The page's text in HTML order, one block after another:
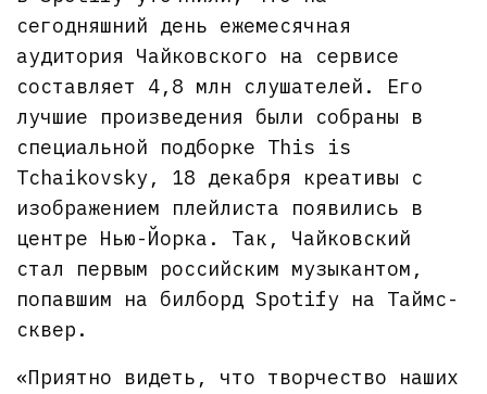
сегодняшний день ежемесячная
аудитория Чайковского на сервисе
составляет 4,8 млн слушателей. Его
лучшие произведения были собраны в
специальной подборке This is
Tchaikovsky, 18 декабря креативы с
изображением плейлиста появились в
центре Нью-Йорка. Так, Чайковский
стал первым российским музыкантом,
попавшим на билборд Spotify на Таймс-
сквер.
«Приятно видеть, что творчество наших